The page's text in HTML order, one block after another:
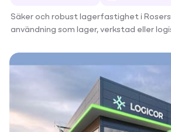
Säker och robust lagerfastighet i
användning som lager, verkstad eller